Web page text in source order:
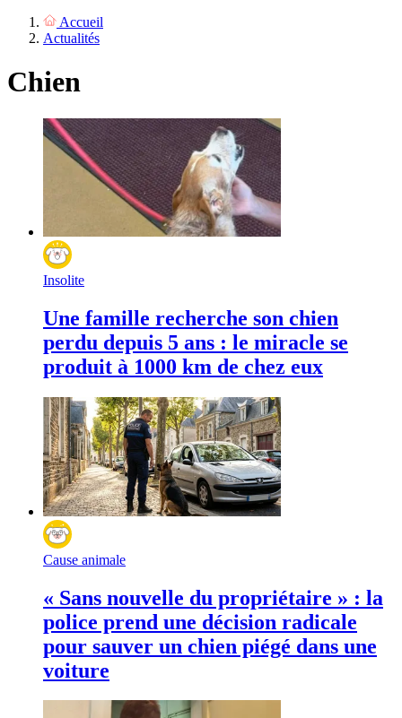
Accueil
Actualités
Chien
Insolite
Une famille recherche son chien
perdu depuis 5 ans : le miracle se
produit à 1000 km de chez eux
Cause animale
« Sans nouvelle du propriétaire » : la
police prend une décision radicale
pour sauver un chien piégé dans une
voiture